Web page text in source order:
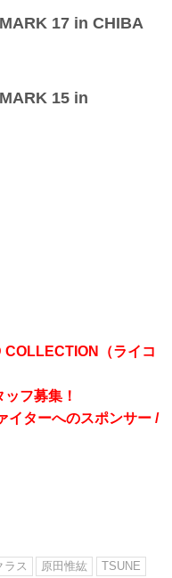
17 in CHIBA
15 in
（ライコ
フ募集！
ターへのスポンサー /
ラス 原田惟紘 TSUNE